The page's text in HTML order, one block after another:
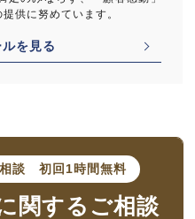
供に努めています。
を見る
相談 初回1時間無料
関するご相談